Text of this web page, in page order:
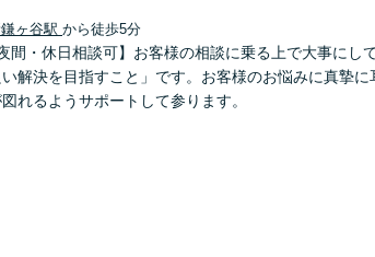
ヶ谷駅 から徒歩5分
間・休日相談可】お客様の相談に乗る上で大事にし
解決を目指すこと」です。お客様のお悩みに真摯
れるようサポートして参ります。